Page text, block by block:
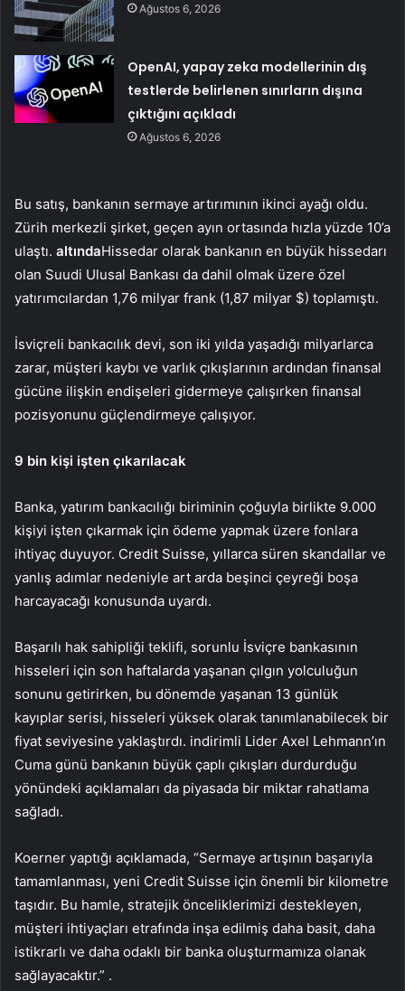
Ağustos 6, 2026
OpenAI, yapay zeka modellerinin dış
testlerde belirlenen sınırların dışına
çıktığını açıkladı
Ağustos 6, 2026
Bu satış, bankanın sermaye artırımının ikinci ayağı oldu.
Zürih merkezli şirket, geçen ayın ortasında hızla yüzde 10’a
ulaştı. altındaHissedar olarak bankanın en büyük hissedarı
olan Suudi Ulusal Bankası da dahil olmak üzere özel
yatırımcılardan 1,76 milyar frank (1,87 milyar $) toplamıştı.
İsviçreli bankacılık devi, son iki yılda yaşadığı milyarlarca
zarar, müşteri kaybı ve varlık çıkışlarının ardından finansal
gücüne ilişkin endişeleri gidermeye çalışırken finansal
pozisyonunu güçlendirmeye çalışıyor.
9 bin kişi işten çıkarılacak
Banka, yatırım bankacılığı biriminin çoğuyla birlikte 9.000
kişiyi işten çıkarmak için ödeme yapmak üzere fonlara
ihtiyaç duyuyor. Credit Suisse, yıllarca süren skandallar ve
yanlış adımlar nedeniyle art arda beşinci çeyreği boşa
harcayacağı konusunda uyardı.
Başarılı hak sahipliği teklifi, sorunlu İsviçre bankasının
hisseleri için son haftalarda yaşanan çılgın yolculuğun
sonunu getirirken, bu dönemde yaşanan 13 günlük
kayıplar serisi, hisseleri yüksek olarak tanımlanabilecek bir
fiyat seviyesine yaklaştırdı. indirimli Lider Axel Lehmann’ın
Cuma günü bankanın büyük çaplı çıkışları durdurduğu
yönündeki açıklamaları da piyasada bir miktar rahatlama
sağladı.
Koerner yaptığı açıklamada, “Sermaye artışının başarıyla
tamamlanması, yeni Credit Suisse için önemli bir kilometre
taşıdır. Bu hamle, stratejik önceliklerimizi destekleyen,
müşteri ihtiyaçları etrafında inşa edilmiş daha basit, daha
istikrarlı ve daha odaklı bir banka oluşturmamıza olanak
sağlayacaktır.” .